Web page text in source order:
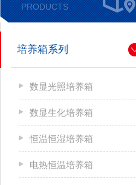
PRODUCTS
培养箱系列
数显光照培养箱
数显生化培养箱
恒温恒湿培养箱
电热恒温培养箱